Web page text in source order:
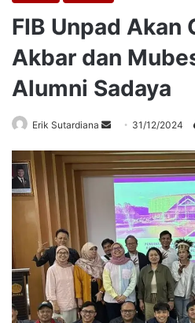
FIB Unpad Akan
Akbar dan
Alumni Sadaya
Erik Sutardiana
Send
email
31/12/2024